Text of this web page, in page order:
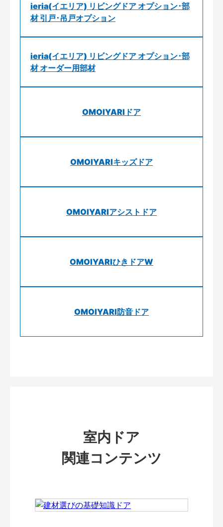
ieria(イエリア) リビングドア オプション･部
材 引戸･吊戸オプション
ieria(イエリア) リビングドア オプション･部
材 オーダー用部材
OMOIYARIドア
OMOIYARIキッズドア
OMOIYARIアシストドア
OMOIYARIひきドアW
OMOIYARI防音ドア
室内ドア
関連コンテンツ